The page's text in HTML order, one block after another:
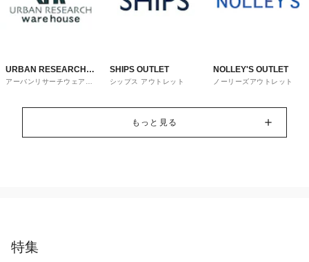
URBAN RESEARCH
ware house
アーバンリサーチウェアハ
SHIPS OUTLET
シップス アウトレット
NOLLEY'S OUTLET
ノーリーズアウトレット
もっと見る
特集